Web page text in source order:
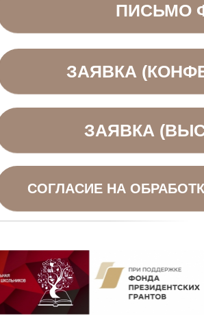
СОГЛАСИЕ НА
ПИСЬМО
ЗАЯВКА
ЗАЯВКА